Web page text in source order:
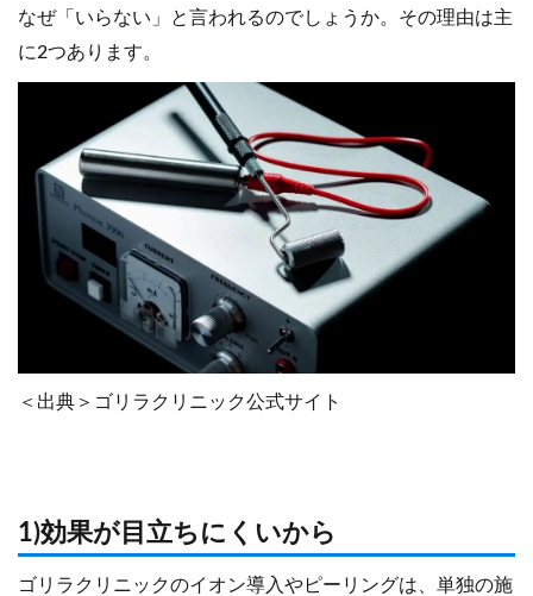
なぜ「いらない」と言われるのでしょうか。その理由は主
に2つあります。
＜出典＞ゴリラクリニック公式サイト
1)効果が目立ちにくいから
ゴリラクリニックのイオン導入やピーリングは、単独の施